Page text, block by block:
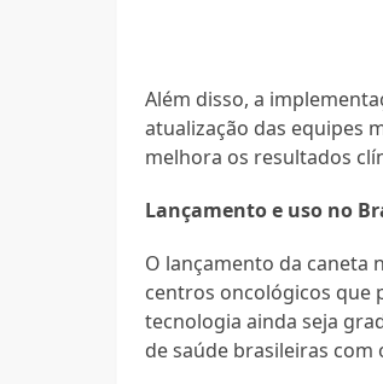
Além disso, a
atualização das equipes
melhora os resultados
Lançamento e uso no
O lançamento da caneta
centros oncológicos que
tecnologia ainda seja
de saúde brasileiras